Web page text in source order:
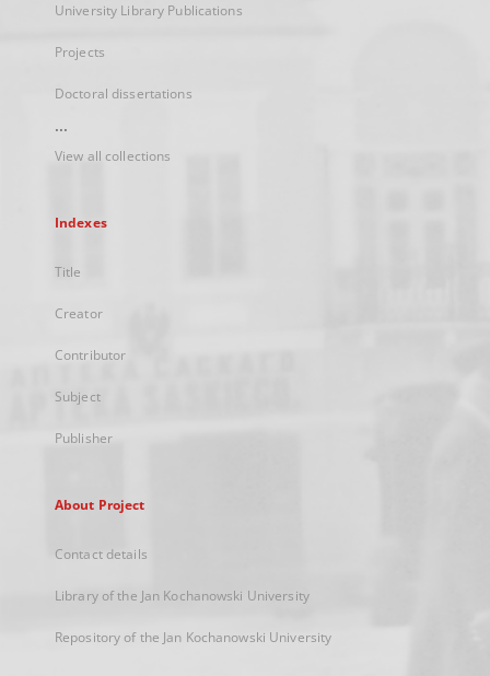
University Library Publications
Projects
Doctoral dissertations
...
View all collections
Indexes
Title
Creator
Contributor
Subject
Publisher
About Project
Contact details
Library of the Jan Kochanowski University
Repository of the Jan Kochanowski University